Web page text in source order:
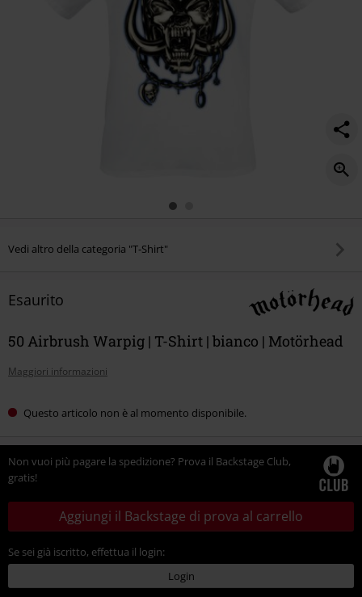
Vedi altro della categoria "T-Shirt"
Esaurito
50 Airbrush Warpig | T-Shirt | bianco | Motörhead
Maggiori informazioni
Questo articolo non è al momento disponibile.
Non vuoi più pagare la spedizione? Prova il Backstage Club,
gratis!
Aggiungi il Backstage di prova al carrello
Se sei già iscritto, effettua il login:
Login